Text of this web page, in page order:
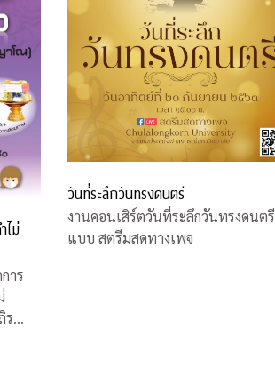
ไม่
าร
ร
วันที่ระลึกวันทรงดนตรี
งานคอนเสิร์ตวันที่ระลึกวันทรงดนตรี
แบบ สตรีมสดทางเพจ